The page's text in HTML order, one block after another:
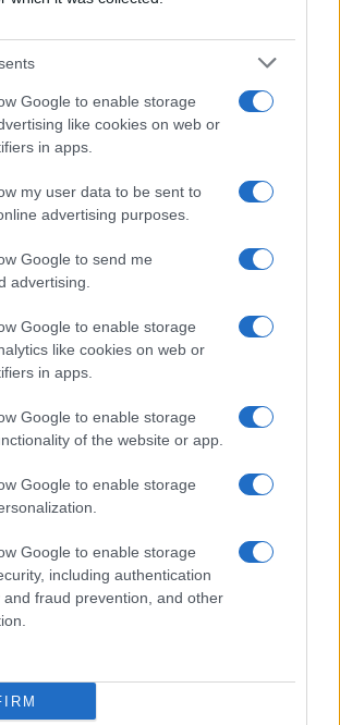
Google to enable storage
like cookies on web or
in apps.
my user data to be sent to
advertising purposes.
Google to send me
advertising.
Google to enable storage
like cookies on web or
in apps.
Google to enable storage
of the website or app.
Google to enable storage
Google to enable storage
including authentication
and fraud prevention, and other
hazugságairól Görbe tükör a baloldalról
hazugságairól